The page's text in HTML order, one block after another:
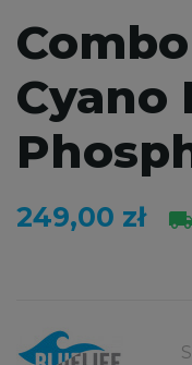
Cyano
249,00 zł local_shipping